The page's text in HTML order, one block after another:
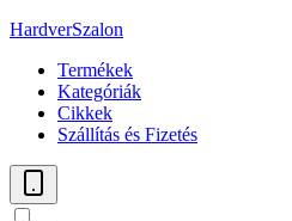
HardverSzalon
Termékek
Kategóriák
Cikkek
Szállítás és Fizetés